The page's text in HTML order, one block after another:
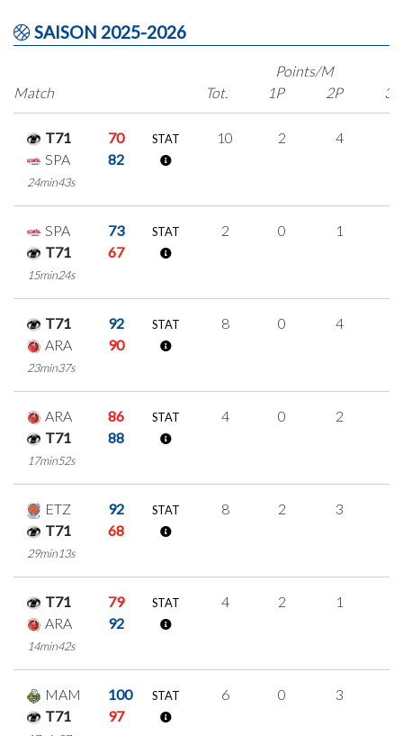
SAISON 2025-2026
Match
Points/M
Tot.
1P 2P 3P
T71
70
SPA
82
24min43s
STAT 10 2 4
SPA
73
T71
67
15min24s
STAT 2 0 1
T71
92
ARA
90
23min37s
STAT 8 0 4
ARA
86
T71
88
17min52s
STAT 4 0 2
ETZ
92
T71
68
29min13s
STAT 8 2 3
T71
79
ARA
92
14min42s
STAT 4 2 1
MAM
100
T71
97
STAT 6 0 3